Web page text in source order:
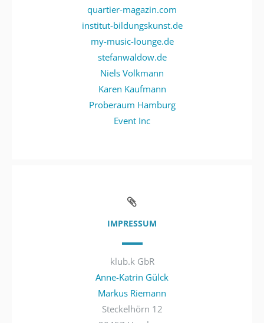
quartier-magazin.com
institut-bildungskunst.de
my-music-lounge.de
stefanwaldow.de
Niels Volkmann
Karen Kaufmann
Proberaum Hamburg
Event Inc
IMPRESSUM
klub.k GbR
Anne-Katrin Gülck
Markus Riemann
Steckelhörn 12